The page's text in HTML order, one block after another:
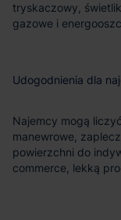
tryskaczowy,
gazowe i
Udogodnienia dla
Najemcy mogą
manewrowe,
powierzchni do
commerce, lekką